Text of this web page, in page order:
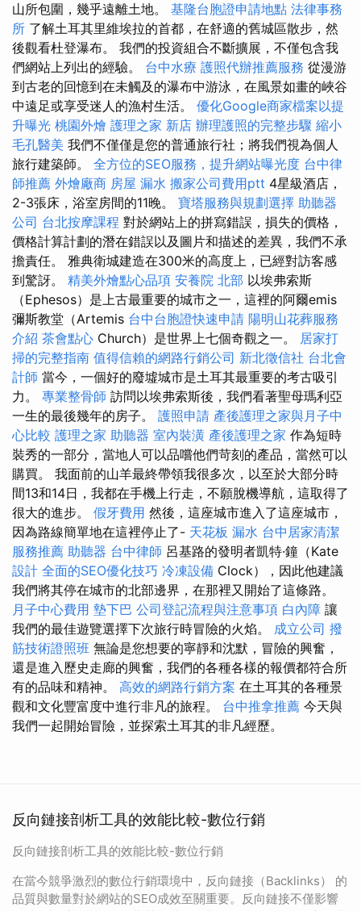
山所包圍，幾乎遠離土地。 基隆台胞證申請地點 法律事務
所 了解土耳其里維埃拉的首都，在舒適的舊城區散步，然
後觀看杜登瀑布。 我們的投資組合不斷擴展，不僅包含我
們網站上列出的經驗。 台中水療 護照代辦推薦服務 從漫游
到古老的回憶到在未觸及的瀑布中游泳，在風景如畫的峽谷
中遠足或享受迷人的漁村生活。 優化Google商家檔案以提
升曝光 桃園外燴 護理之家 新店 辦理護照的完整步驟 縮小
毛孔醫美 我們不僅僅是您的普通旅行社；將我們視為個人
旅行建築師。 全方位的SEO服務，提升網站曝光度 台中律
師推薦 外燴廠商 房屋 漏水 搬家公司費用ptt 4星級酒店，
2-3張床，浴室房間的11晚。 寶塔服務與規劃選擇 助聽器
公司 台北按摩課程 對於網站上的拼寫錯誤，損失的價格，
價格計算計劃的潛在錯誤以及圖片和描述的差異，我們不承
擔責任。 雅典衛城建造在300米的高度上，已經對訪客感
到驚訝。 精美外燴點心品項 安養院 北部 以埃弗索斯
（Ephesos）是上古最重要的城市之一，這裡的阿爾emis
彌斯教堂（Artemis 台中台胞證快速申請 陽明山花葬服務
介紹 茶會點心 Church）是世界上七個奇觀之一。 居家打
掃的完整指南 值得信賴的網路行銷公司 新北徵信社 台北會
計師 當今，一個好的廢墟城市是土耳其最重要的考古吸引
力。 專業整骨師 訪問以埃弗索斯後，我們看著聖母瑪利亞
一生的最後幾年的房子。 護照申請 產後護理之家與月子中
心比較 護理之家 助聽器 室內裝潢 產後護理之家 作為短時
裝秀的一部分，當地人可以品嚐他們苛刻的產品，當然可以
購買。 我面前的山羊最終帶領我很多次，以至於大部分時
間13和14日，我都在手機上行走，不願脫機導航，這取得了
很大的進步。 假牙費用 然後，這座城市進入了這座城市，
因為路線簡單地在這裡停止了- 天花板 漏水 台中居家清潔
服務推薦 助聽器 台中律師 呂基路的發明者凱特·鐘（Kate
設計 全面的SEO優化技巧 冷凍設備 Clock），因此他建議
我們將其停在城市的北部邊界，在那裡又開始了這條路。
月子中心費用 墊下巴 公司登記流程與注意事項 白內障 讓
我們的最佳遊覽選擇下次旅行時冒險的火焰。 成立公司 撥
筋技術證照班 無論是您想要的寧靜和沈默，冒險的興奮，
還是進入歷史走廊的興奮，我們的各種各樣的報價都符合所
有的品味和精神。 高效的網路行銷方案 在土耳其的各種景
觀和文化豐富度中進行非凡的旅程。 台中推拿推薦 今天與
我們一起開始冒險，並探索土耳其的非凡經歷。
反向鏈接剖析工具的效能比較-數位行銷
反向鏈接剖析工具的效能比較-數位行銷
在當今競爭激烈的數位行銷環境中，反向鏈接（Backlinks） 的
品質與數量對於網站的SEO成效至關重要。反向鏈接不僅影響